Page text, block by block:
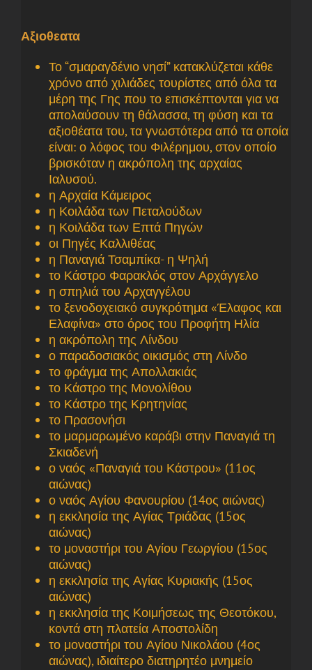
Αξιοθεατα
Το “σμαραγδένιο νησί” κατακλύζεται κάθε
χρόνο από χιλιάδες τουρίστες από όλα τα
μέρη της Γης που το επισκέπτονται για να
απολαύσουν τη θάλασσα, τη φύση και τα
αξιοθέατα του, τα γνωστότερα από τα οποία
είναι: ο λόφος του Φιλέρημου, στον οποίο
βρισκόταν η ακρόπολη της αρχαίας
Ιαλυσού.
η Αρχαία Κάμειρος
η Κοιλάδα των Πεταλούδων
η Κοιλάδα των Επτά Πηγών
οι Πηγές Καλλιθέας
η Παναγιά Τσαμπίκα- η Ψηλή
το Κάστρο Φαρακλός στον Αρχάγγελο
η σπηλιά του Αρχαγγέλου
το ξενοδοχειακό συγκρότημα «Έλαφος και
Ελαφίνα» στο όρος του Προφήτη Ηλία
η ακρόπολη της Λίνδου
ο παραδοσιακός οικισμός στη Λίνδο
το φράγμα της Απολλακιάς
το Κάστρο της Μονολίθου
το Κάστρο της Κρητηνίας
το Πρασονήσι
το μαρμαρωμένο καράβι στην Παναγιά τη
Σκιαδενή
ο ναός «Παναγιά του Κάστρου» (11ος
αιώνας)
ο ναός Αγίου Φανουρίου (14ος αιώνας)
η εκκλησία της Αγίας Τριάδας (15ος
αιώνας)
το μοναστήρι του Αγίου Γεωργίου (15ος
αιώνας)
η εκκλησία της Αγίας Κυριακής (15ος
αιώνας)
η εκκλησία της Κοιμήσεως της Θεοτόκου,
κοντά στη πλατεία Αποστολίδη
το μοναστήρι του Αγίου Νικολάου (4ος
αιώνας), ιδιαίτερο διατηρητέο μνημείο